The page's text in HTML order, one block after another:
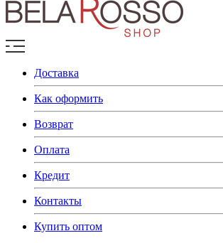
Доставка
Как оформить
Возврат
Оплата
Кредит
Контакты
Купить оптом